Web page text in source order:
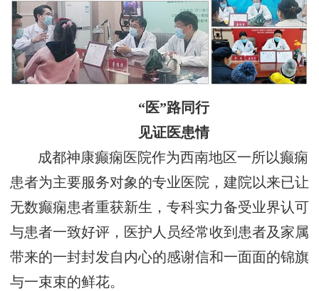
“医”路同行
见证医患情
成都神康癫痫医院作为西南地区一所以癫痫
患者为主要服务对象的专业医院，建院以来已让
无数癫痫患者重获新生，专科实力备受业界认可
与患者一致好评，医护人员经常收到患者及家属
带来的一封封发自内心的感谢信和一面面的锦旗
与一束束的鲜花。